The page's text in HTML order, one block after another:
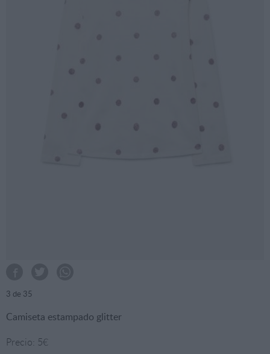
3 de 35
Camiseta estampado glitter
Precio: 5€